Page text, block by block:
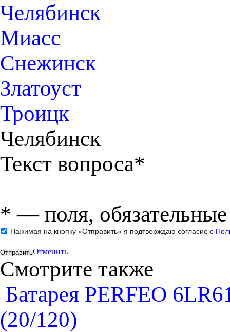
Челябинск
Миасс
Снежинск
Златоуст
Троицк
Челябинск
Текст вопроса*
* — поля,
Нажимая на кнопку «Отправить» я подтверждаю согласие с
Отменить
Смотрите также
Батарея PERFEO
(20/120)